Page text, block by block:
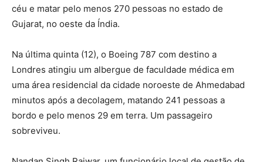
céu e matar pelo menos 270 pessoas no estado de
Gujarat, no oeste da Índia.
Na última quinta (12), o Boeing 787 com destino a
Londres atingiu um albergue de faculdade médica em
uma área residencial da cidade noroeste de Ahmedabad
minutos após a decolagem, matando 241 pessoas a
bordo e pelo menos 29 em terra. Um passageiro
sobreviveu.